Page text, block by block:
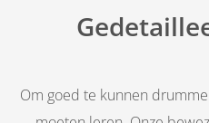
Om goed te kunnen